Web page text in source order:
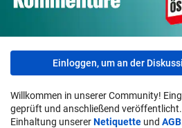
Einloggen, um an der
Willkommen in unserer Community!
geprüft und anschließend
Einhaltung unsererNetiquette und AGB